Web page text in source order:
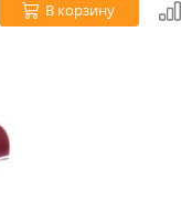
В корзину